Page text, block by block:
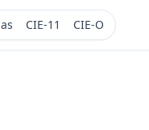
CIE-11 CIE-O